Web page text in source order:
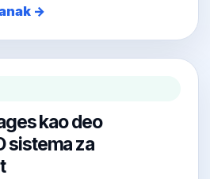
→
kao deo
sistema za